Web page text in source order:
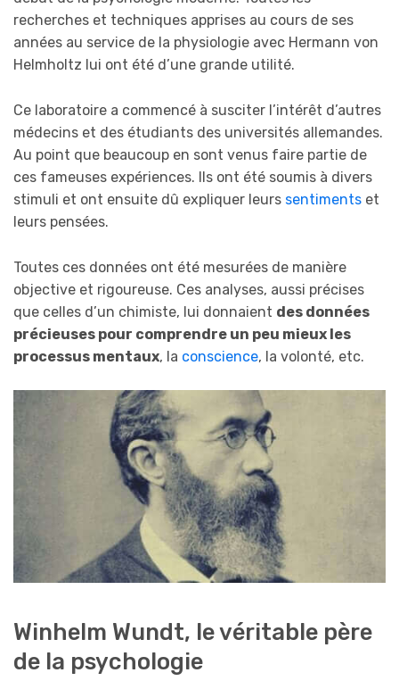
recherches et techniques apprises au cours de ses
années au service de la physiologie avec Hermann von
Helmholtz lui ont été d’une grande utilité.
Ce laboratoire a commencé à susciter l’intérêt d’autres
médecins et des étudiants des universités allemandes.
Au point que beaucoup en sont venus faire partie de
ces fameuses expériences. Ils ont été soumis à divers
stimuli et ont ensuite dû expliquer leurs sentiments et
leurs pensées.
Toutes ces données ont été mesurées de manière
objective et rigoureuse. Ces analyses, aussi précises
que celles d’un chimiste, lui donnaient des données
précieuses pour comprendre un peu mieux les
processus mentaux, la conscience, la volonté, etc.
Winhelm Wundt, le véritable père
de la psychologie